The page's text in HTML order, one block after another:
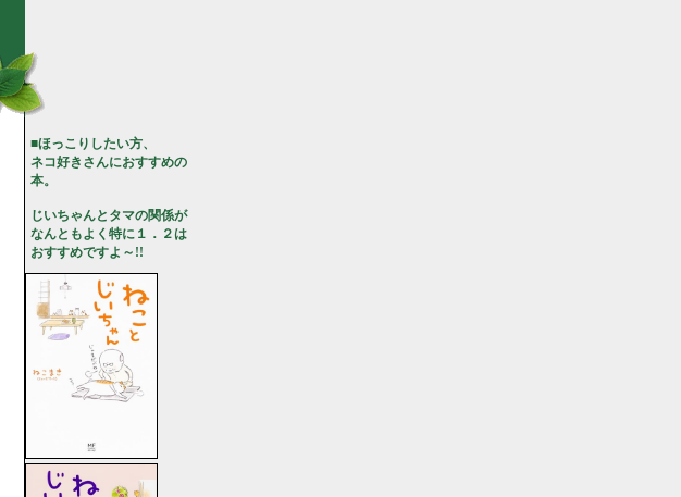
■ほっこりしたい方、
ネコ好きさんにおすすめの
本。
じいちゃんとタマの関係が
なんともよく特に１．２は
おすすめですよ～!!